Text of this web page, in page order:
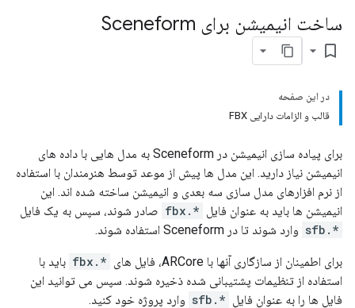
ساخت انیمیشن برای Sceneform
bookmark_border
در این صفحه
قالب و الزامات دارایی FBX
برای پیاده سازی انیمیشن در Sceneform به مدل هایی با داده های
انیمیشن نیاز دارید. این مدل ها پیش از موعد توسط هنرمندان با استفاده
از نرم افزارهای مدل سازی سه بعدی و انیمیشن ساخته شده اند. این
انیمیشن ها باید به عنوان فایل *.fbx
صادر شوند، سپس به یک فایل
*.sfb
وارد شوند تا در Sceneform استفاده شوند.
برای اطمینان از سازگاری آنها با ARCore، فایل های *.fbx
باید با
استفاده از تنظیمات پشتیبانی شده ذخیره شوند. سپس می توانید این
فایل ها را به عنوان فایل *.sfb وارد پروژه خود کنید.